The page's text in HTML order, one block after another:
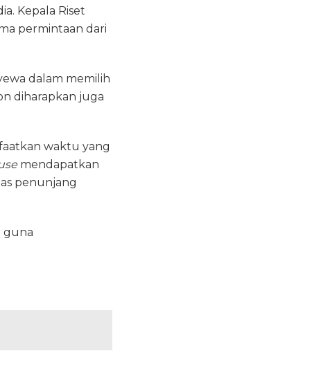
Kepala Riset
permintaan dari
dalam memilih
diharapkan juga
waktu yang
mendapatkan
penunjang
guna